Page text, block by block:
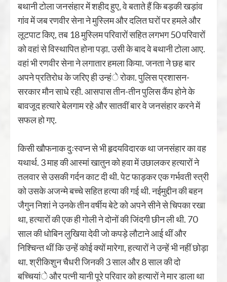
बथानी टोला जनसंहार में शहीद हुए, वे बताते हैं कि बड़की खड़ांव
गांव में जब रणवीर सेना ने मुस्लिम और दलित घरों पर हमले और
लूटपाट किए, तब 18 मुस्लिम परिवारों सहित लगभग 50 परिवारों
को वहां से विस्थापित होना पड़ा. उसी के बाद वे बथानी टोला आए.
वहां भी रणवीर सेना ने लगातार हमला किया. जनता ने छह बार
अपने प्रतिरोध के जरिए ही उन्हंे रोका. पुलिस प्रशासन-
सरकार मौन साधे रही. आसपास तीन-तीन पुलिस कैंप होने के
बावजूद हत्यारे बेलगाम रहे और सातवीं बार वे जनसंहार करने में
सफल हो गए.
किसी खौफनाक दुःस्वप्न से भी हृदयविदारक था जनसंहार का वह
यथार्थ. 3 माह की आस्मां खातुन को हवा में उछालकर हत्यारों ने
तलवार से उसकी गर्दन काट दी थी. पेट फाड़कर एक गर्भवती स्त्री
को उसके अजन्मे बच्चे सहित हत्या की गई थी. नईमुद्दीन की बहन
जैगुन निशां ने उनके तीन वर्षीय बेटे को अपने सीने से चिपका रखा
था, हत्यारों की एक ही गोली ने दोनों की जिंदगी छीन ली थी. 70
साल की धोबिन लुखिया देवी जो कपड़े लौटाने आई थीं और
निश्चिन्त थीं कि उन्हें कोई क्यों मारेगा, हत्यारों ने उन्हें भी नहीं छोड़ा
था. श्रीकिशुन चैधरी जिनकी 3 साल और 8 साल की दो
बच्चियांे और पत्नी यानी पूरे परिवार को हत्यारों ने मार डाला था